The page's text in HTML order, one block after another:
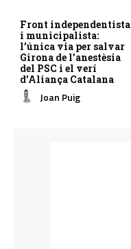
Front independentista
i municipalista:
l’única via per salvar
Girona de l’anestèsia
del PSC i el verí
d’Aliança Catalana
Joan Puig